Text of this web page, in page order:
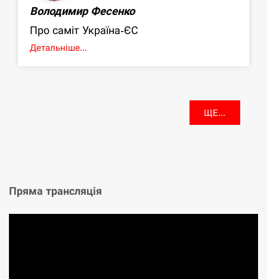
Володимир Фесенко
Про саміт Україна-ЄС
Детальніше...
ЩЕ...
Пряма трансляція